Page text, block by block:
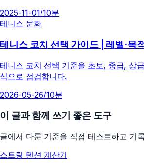
2025-11-01/10분
테니스 문화
테니스 코치 선택 가이드 | 레벨·목
테니스 코치 선택 기준을 초보, 중급, 상
식으로 점검합니다.
2026-05-26/10분
이 글과 함께 쓰기 좋은 도구
글에서 다룬 기준을 직접 테스트하고 기
스트링 텐션 계산기